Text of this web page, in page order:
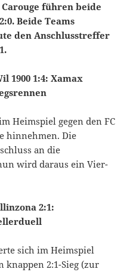
führen beide
Beide Teams
den Anschlusstreffer
1900 1:4: Xamax
Heimspiel gegen den FC
hinnehmen. Die
an die
wird daraus ein Vier-
2:1:
sich im Heimspiel
knappen 2:1-Sieg (zur